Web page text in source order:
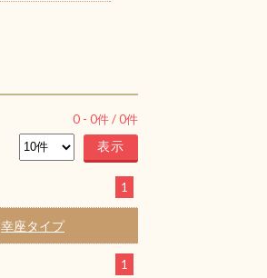
0 - 0件 /0件
1
幸座タイプ
1